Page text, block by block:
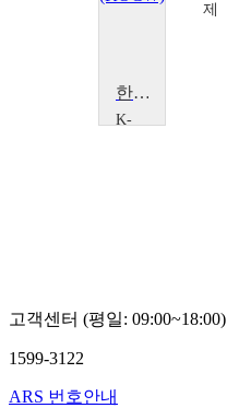
제
한국어문법교육론
K-
고객센터 (평일: 09:00~18:00)
1599-3122
ARS 번호안내